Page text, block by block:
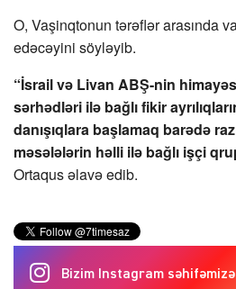
O, Vaşinqtonun tərəflər arasında
edəcəyini söyləyib.
“İsrail və Livan ABŞ-nin
sərhədləri ilə bağlı fikir
danışıqlara başlamaq barədə
məsələlərin həlli ilə bağlı işçi
Ortaqus əlavə edib.
Bizim Instagram